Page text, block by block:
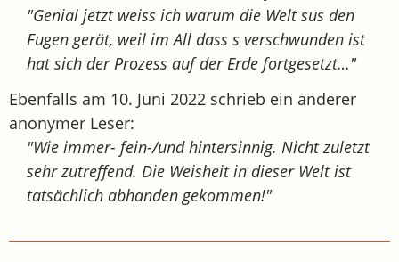
"Genial jetzt weiss ich warum die Welt sus den
Fugen gerät, weil im All dass s verschwunden ist
hat sich der Prozess auf der Erde fortgesetzt…"
Ebenfalls am 10. Juni 2022 schrieb ein anderer
anonymer Leser:
"Wie immer- fein-/und hintersinnig. Nicht zuletzt
sehr zutreffend. Die Weisheit in dieser Welt ist
tatsächlich abhanden gekommen!"